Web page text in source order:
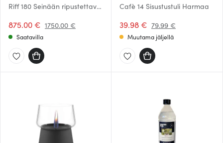
Riff 180 Seinään ripustettava
875.00 € 1750.00 €
Saatavilla
Cafè 14 Sisustustuli Harmaa
39.98 € 79.99 €
Muutama jäljellä